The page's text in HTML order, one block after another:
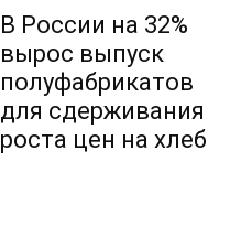
В России на 32%
вырос выпуск
полуфабрикатов
для сдерживания
роста цен на хлеб